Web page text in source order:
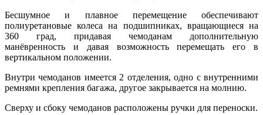
Бесшумное и плавное перемещение обеспечивают
полиуретановые колеса на подшипниках, вращающиеся на
360 град, придавая чемоданам дополнительную
манёвренность и давая возможность перемещать его в
вертикальном положении.
Внутри чемоданов имеется 2 отделения, одно с внутренними
ремнями крепления багажа, другое закрывается на молнию.
Сверху и сбоку чемоданов расположены ручки для переноски.